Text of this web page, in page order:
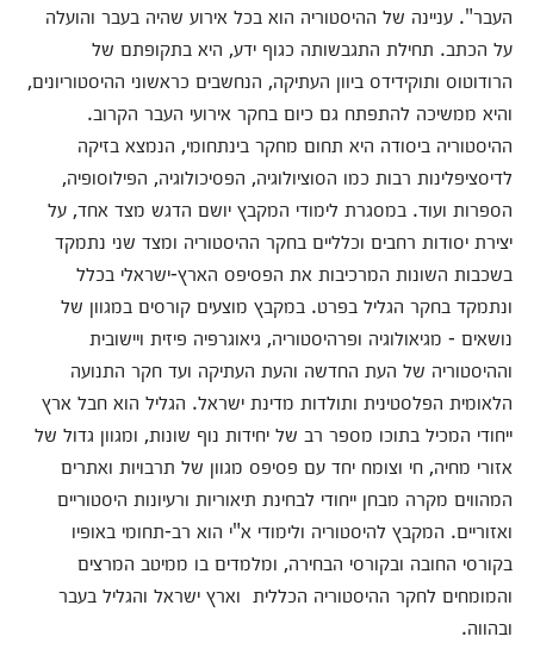
העבר". עניינה של ההיסטוריה הוא בכל אירוע שהיה בעבר והועלה
על הכתב. תחילת התגבשותה כגוף ידע, היא בתקופתם של
הרודוטוס ותוקידידס ביוון העתיקה, הנחשבים כראשוני ההיסטוריונים,
והיא ממשיכה להתפתח גם כיום בחקר אירועי העבר הקרוב.
ההיסטוריה ביסודה היא תחום מחקר בינתחומי, הנמצא בזיקה
לדיסציפלינות רבות כמו הסוציולוגיה, הפסיכולוגיה, הפילוסופיה,
הספרות ועוד. במסגרת לימודי המקבץ יושם הדגש מצד אחד, על
יצירת יסודות רחבים וכלליים בחקר ההיסטוריה ומצד שני נתמקד
בשכבות השונות המרכיבות את הפסיפס הארץ-ישראלי בכלל
ונתמקד בחקר הגליל בפרט. במקבץ מוצעים קורסים במגוון של
נושאים - מגיאולוגיה ופרהיסטוריה, גיאוגרפיה פיזית ויישובית
וההיסטוריה של העת החדשה והעת העתיקה ועד חקר התנועה
הלאומית הפלסטינית ותולדות מדינת ישראל. הגליל הוא חבל ארץ
ייחודי המכיל בתוכו מספר רב של יחידות נוף שונות, ומגוון גדול של
אזורי מחיה, חי וצומח יחד עם פסיפס מגוון של תרבויות ואתרים
המהווים מקרה מבחן ייחודי לבחינת תיאוריות ורעיונות היסטוריים
ואזוריים. המקבץ להיסטוריה ולימודי א"י הוא רב-תחומי באופיו
בקורסי החובה ובקורסי הבחירה, ומלמדים בו ממיטב המרצים
והמומחים לחקר ההיסטוריה הכללית וארץ ישראל והגליל בעבר
ובהווה.